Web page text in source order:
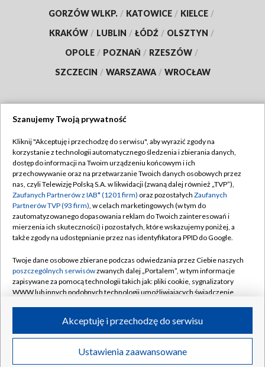
GORZÓW WLKP. / KATOWICE / KIELCE /
KRAKÓW / LUBLIN / ŁÓDŹ / OLSZTYN /
OPOLE / POZNAŃ / RZESZÓW /
SZCZECIN / WARSZAWA / WROCŁAW
TVP
Abonament TVP
Emisja w TVP
Centrum informacji TVP
Naziemna Telewizja Cyfrowa
Rada Programowa
System NOS
Informacje o nadawcy
Program dla prasy
Ogłoszenie przetargowe
Regulamin TVP
Polityka prywatności
Moje zgody
Pomoc
Kontakt
Kanały
©2026 Telewizja Polska S.A. w likwidacji
Szanujemy Twoją prywatność
Kliknij "Akceptuję i przechodzę do serwisu", aby wyrazić zgody na
korzystanie z technologii automatycznego śledzenia i zbierania danych,
dostęp do informacji na Twoim urządzeniu końcowym i ich
przechowywanie oraz na przetwarzanie Twoich danych osobowych przez
nas, czyli Telewizję Polską S.A. w likwidacji (zwaną dalej również „TVP”),
Zaufanych Partnerów z IAB* (1201 firm) oraz pozostałych Zaufanych
Partnerów TVP (93 firm), w celach marketingowych (w tym do
zautomatyzowanego dopasowania reklam do Twoich zainteresowań i
mierzenia ich skuteczności) i pozostałych, które wskazujemy poniżej, a
także zgody na udostępnianie przez nas identyfikatora PPID do Google.
Twoje dane osobowe zbierane podczas odwiedzania przez Ciebie naszych
poszczególnych serwisówzwanych dalej „Portalem”, w tym informacje
zapisywane za pomocą technologii takich jak: pliki cookie, sygnalizatory
WWW lub innych podobnych technologii umożliwiających świadczenie
ruchu w Internecie.
Twoje dane osobowe zbierane podczas odwiedzania przez Ciebie
poszczególnych serwisówna Portalu, takie jak adresy IP, identyfikatory
Ustawienia zaawansowane
Akceptuję i przechodzę do serwisu